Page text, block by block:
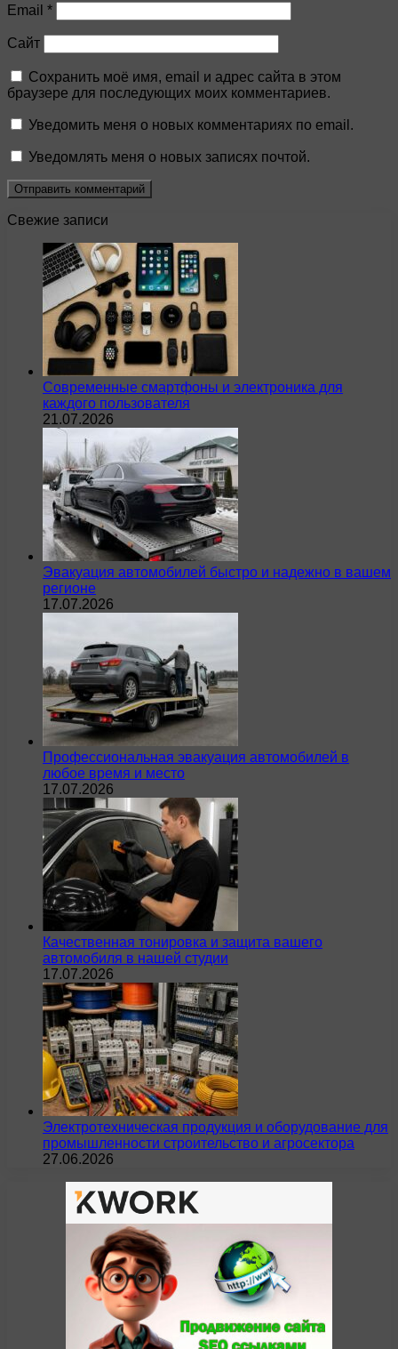
Email *
Сайт
Сохранить моё имя, email и адрес сайта в этом
браузере для последующих моих комментариев.
Уведомить меня о новых комментариях по email.
Уведомлять меня о новых записях почтой.
Свежие записи
Современные смартфоны и электроника для
каждого пользователя
21.07.2026
Эвакуация автомобилей быстро и надежно в вашем
регионе
17.07.2026
Профессиональная эвакуация автомобилей в
любое время и место
17.07.2026
Качественная тонировка и защита вашего
автомобиля в нашей студии
17.07.2026
Электротехническая продукция и оборудование для
промышленности строительство и агросектора
27.06.2026